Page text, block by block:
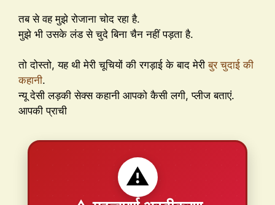
तब से वह मुझे रोजाना चोद रहा है.
मुझे भी उसके लंड से चुदे बिना चैन नहीं पड़ता है.
तो दोस्तो, यह थी मेरी चूचियों की रगड़ाई के बाद मेरीबुर चुदाई की
कहानी.
न्यू देसी लड़की सेक्स कहानी आपको कैसी लगी, प्लीज बताएं.
आपकी प्राची
⚠️